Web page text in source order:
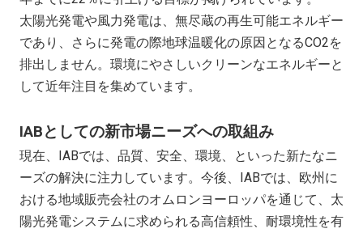
太陽光発電や風力発電は、無尽蔵の再生可能エネルギー
であり、さらに発電の際地球温暖化の原因となるCO2を
排出しません。環境にやさしいクリーンなエネルギーと
して近年注目を集めています。
IABとしての新市場ニーズへの取組み
現在、IABでは、品質、安全、環境、といった新たなニ
ーズの解決に注力しています。今後、IABでは、欧州に
おける地域販売会社のオムロンヨーロッパを通じて、太
陽光発電システムに求められる高信頼性、耐環境性を有